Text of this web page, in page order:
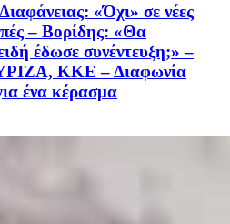
«Όχι» σε νέες
– Βορίδης: «Θα
έδωσε συνέντευξη;» –
ΚΚΕ – Διαφωνία
ένα κέρασμα